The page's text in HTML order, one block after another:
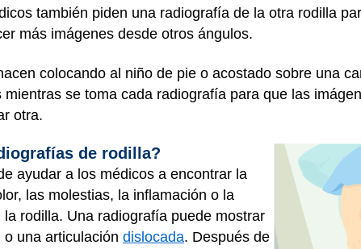
también piden una radiografía de la otra rodilla
más imágenes desde otros ángulos.
colocando al niño de pie o acostado sobre una
se toma cada radiografía para que las
otra.
de rodilla?
ayudar a los médicos a encontrar la
las molestias, la inflamación o la
rodilla. Una radiografía puede mostrar
una articulación dislocada. Después de